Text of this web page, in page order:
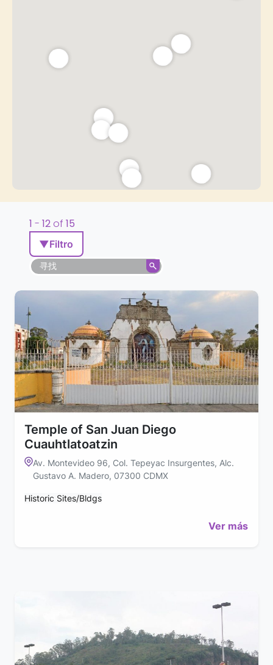
1 - 12 of 15
▼Filtro
Temple of San Juan Diego
Cuauhtlatoatzin
Av. Montevideo 96, Col. Tepeyac Insurgentes, Alc.
Gustavo A. Madero, 07300 CDMX
Historic Sites/Bldgs
Ver más